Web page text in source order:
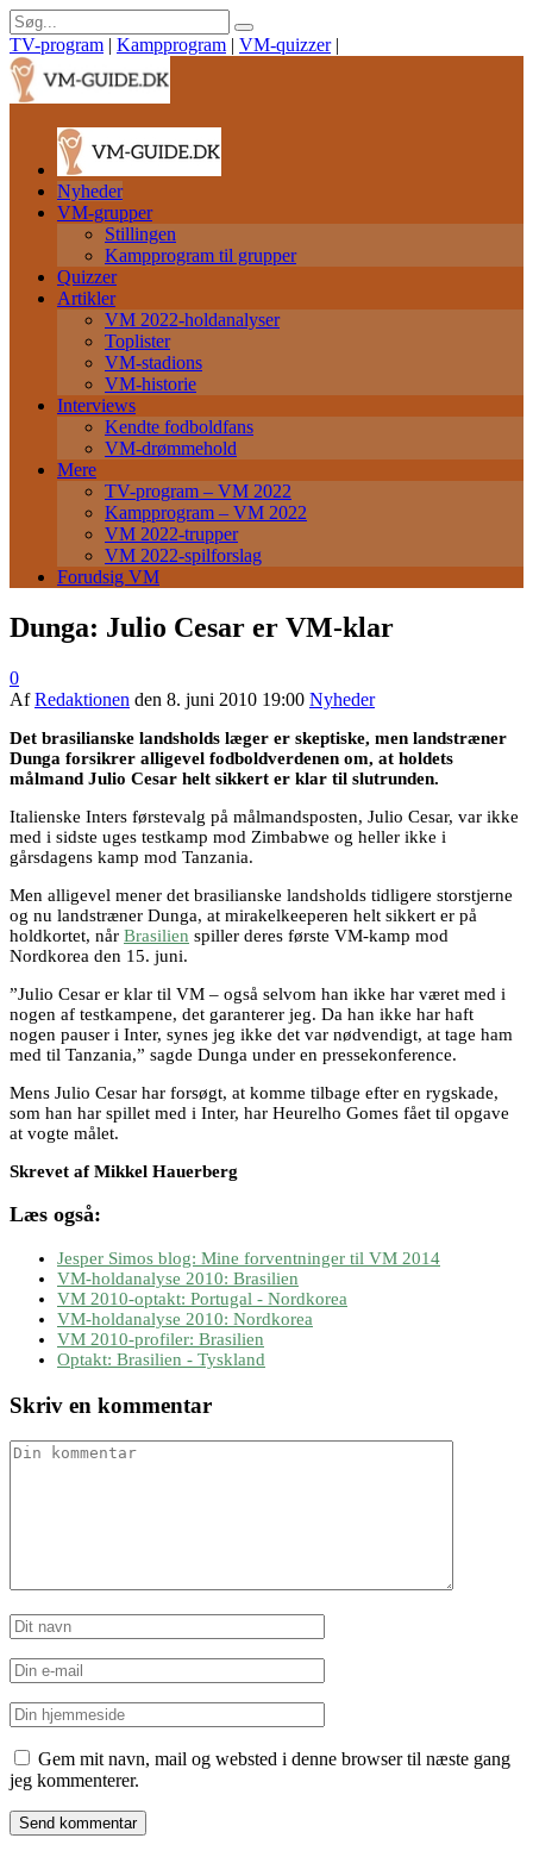
TV-program | Kampprogram | VM-quizzer |
Nyheder
VM-grupper
Stillingen
Kampprogram til grupper
Quizzer
Artikler
VM 2022-holdanalyser
Toplister
VM-stadions
VM-historie
Interviews
Kendte fodboldfans
VM-drømmehold
Mere
TV-program – VM 2022
Kampprogram – VM 2022
VM 2022-trupper
VM 2022-spilforslag
Forudsig VM
Dunga: Julio Cesar er VM-klar
0
AfRedaktionen den 8. juni 2010 19:00 Nyheder
Det brasilianske landsholds læger er skeptiske, men landstræner
Dunga forsikrer alligevel fodboldverdenen om, at holdets
målmand Julio Cesar helt sikkert er klar til slutrunden.
Italienske Inters førstevalg på målmandsposten, Julio Cesar, var ikke
med i sidste uges testkamp mod Zimbabwe og heller ikke i
gårsdagens kamp mod Tanzania.
Men alligevel mener det brasilianske landsholds tidligere storstjerne
og nu landstræner Dunga, at mirakelkeeperen helt sikkert er på
holdkortet, når Brasilien spiller deres første VM-kamp mod
Nordkorea den 15. juni.
”Julio Cesar er klar til VM – også selvom han ikke har været med i
nogen af testkampene, det garanterer jeg. Da han ikke har haft
nogen pauser i Inter, synes jeg ikke det var nødvendigt, at tage ham
med til Tanzania,” sagde Dunga under en pressekonference.
Mens Julio Cesar har forsøgt, at komme tilbage efter en rygskade,
som han har spillet med i Inter, har Heurelho Gomes fået til opgave
at vogte målet.
Skrevet af Mikkel Hauerberg
Læs også:
Jesper Simos blog: Mine forventninger til VM 2014
VM-holdanalyse 2010: Brasilien
VM 2010-optakt: Portugal - Nordkorea
VM-holdanalyse 2010: Nordkorea
VM 2010-profiler: Brasilien
Optakt: Brasilien - Tyskland
Skriv en kommentar
Gem mit navn, mail og websted i denne browser til næste gang
jeg kommenterer.